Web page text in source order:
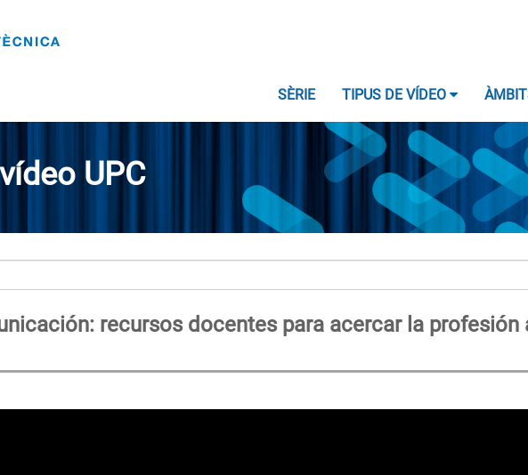
SÈRIE TIPUS DE VÍDEO
UPC
recursos docentes para acercar la profesión